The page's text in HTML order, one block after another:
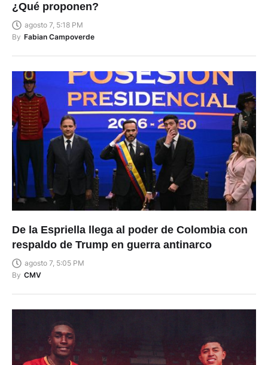
¿Qué proponen?
agosto 7, 5:18 PM
By Fabian Campoverde
De la Espriella llega al poder de Colombia con
respaldo de Trump en guerra antinarco
agosto 7, 5:05 PM
By CMV